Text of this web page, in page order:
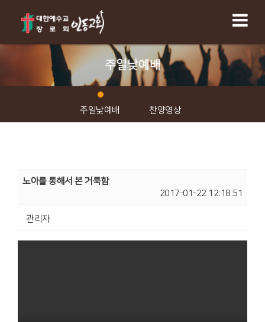
주일낮예배
주일낮예배 찬양영상
노아를 통해서 본 거룩함
2017-01-22 12:18:51
관리자